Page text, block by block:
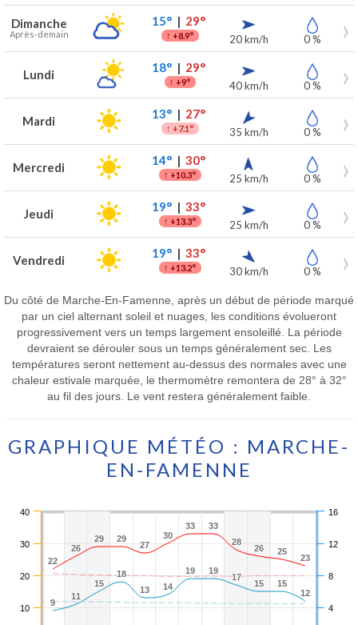
Dimanche
Après-demain
15°| 29°
↑ +8.9° 20 km/h 0 %
Lundi 18°| 29°
↑ +9° 40 km/h 0 %
Mardi 13°| 27°
↑ +7.1° 35 km/h 0 %
Mercredi 14°| 30°
↑ +10.3° 25 km/h 0 %
Jeudi 19°| 33°
↑ +13.3° 25 km/h 0 %
Vendredi 19°| 33°
↑ +13.2° 30 km/h 0 %
Du côté de Marche-En-Famenne, après un début de période marqué
par un ciel alternant soleil et nuages, les conditions évolueront
progressivement vers un temps largement ensoleillé. La période
devraient se dérouler sous un temps généralement sec. Les
températures seront nettement au-dessus des normales avec une
chaleur estivale marquée, le thermomètre remontera de 28° à 32°
au fil des jours. Le vent restera généralement faible.
GRAPHIQUE MÉTÉO : MARCHE-
EN-FAMENNE
22
22
26
26
29
29 29
29
27
27
30
30
33
33 33
33
28
28
26
26 25
25
23
23
9
9
11
11
15
15
18
18
13
13 14
14
19
19 19
19
17
17
15
15 15
15
12
12
10
20
30
40
4
8
12
16